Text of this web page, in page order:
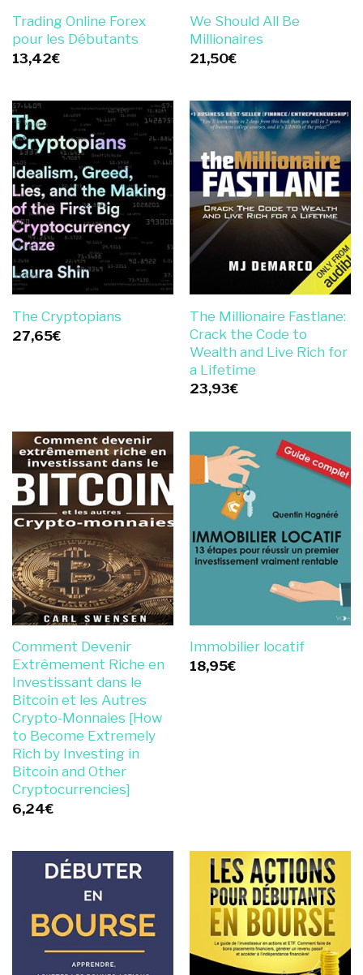
Trading Online Forex
pour les Débutants
13,42€
We Should All Be
Millionaires
21,50€
The Cryptopians
27,65€
The Millionaire Fastlane:
Crack the Code to
Wealth and Live Rich for
a Lifetime
23,93€
Comment Devenir
Extrêmement Riche en
Investissant dans le
Bitcoin et les Autres
Crypto-Monnaies [How
to Become Extremely
Rich by Investing in
Bitcoin and Other
Cryptocurrencies]
6,24€
Immobilier locatif
18,95€